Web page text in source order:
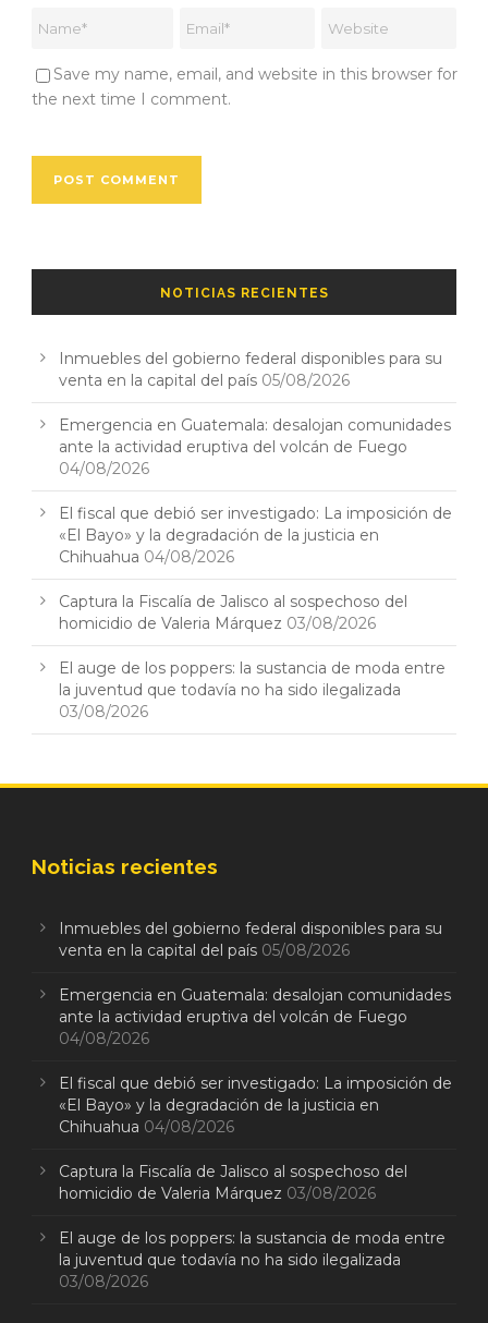
Save my name, email, and website in this browser for
the next time I comment.
NOTICIAS RECIENTES
Inmuebles del gobierno federal disponibles para su
venta en la capital del país 05/08/2026
Emergencia en Guatemala: desalojan comunidades
ante la actividad eruptiva del volcán de Fuego
04/08/2026
El fiscal que debió ser investigado: La imposición de
«El Bayo» y la degradación de la justicia en
Chihuahua 04/08/2026
Captura la Fiscalía de Jalisco al sospechoso del
homicidio de Valeria Márquez 03/08/2026
El auge de los poppers: la sustancia de moda entre
la juventud que todavía no ha sido ilegalizada
03/08/2026
Noticias recientes
Inmuebles del gobierno federal disponibles para su
venta en la capital del país 05/08/2026
Emergencia en Guatemala: desalojan comunidades
ante la actividad eruptiva del volcán de Fuego
04/08/2026
El fiscal que debió ser investigado: La imposición de
«El Bayo» y la degradación de la justicia en
Chihuahua 04/08/2026
Captura la Fiscalía de Jalisco al sospechoso del
homicidio de Valeria Márquez 03/08/2026
El auge de los poppers: la sustancia de moda entre
la juventud que todavía no ha sido ilegalizada
03/08/2026